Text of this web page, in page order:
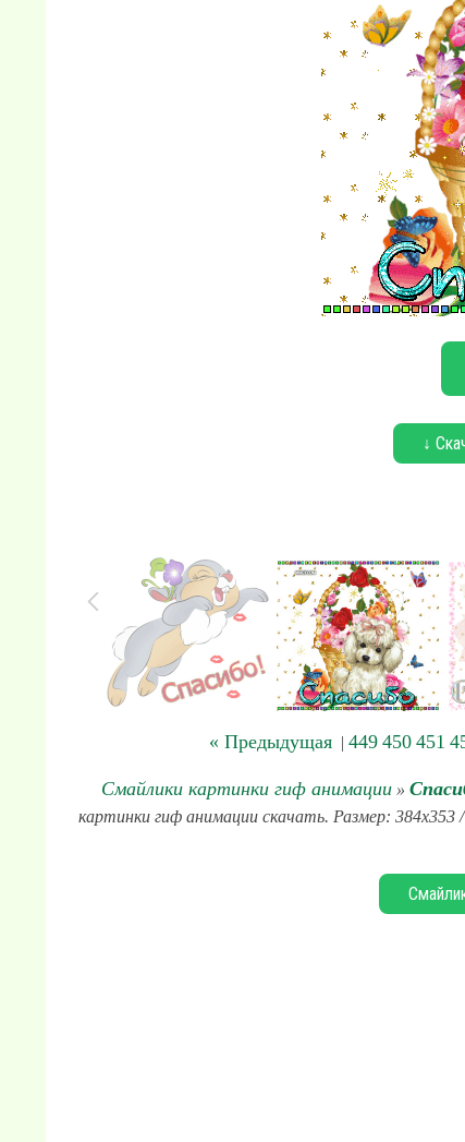
↓
« Предыдущая| 449 450 451
Смайлики картинки гиф анимации »
картинки гиф анимации скачать. Размер: